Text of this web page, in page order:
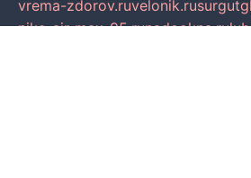
vrema-zdorov.ruvelonik.ru
nike-air-max-95.runadookna.ru